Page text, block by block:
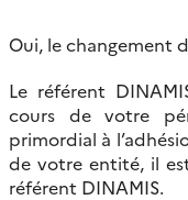
Oui, le changement
Le référent
cours de votre
primordial à
de votre entité, il
référent DINAMIS.